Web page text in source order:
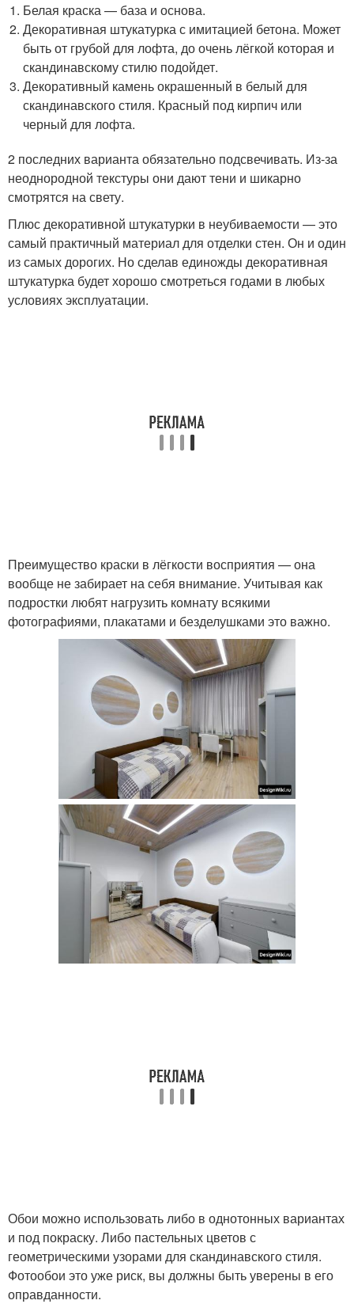
Белая краска — база и основа.
Декоративная штукатурка с имитацией бетона. Может
быть от грубой для лофта, до очень лёгкой которая и
скандинавскому стилю подойдет.
Декоративный камень окрашенный в белый для
скандинавского стиля. Красный под кирпич или
черный для лофта.
2 последних варианта обязательно подсвечивать. Из-за
неоднородной текстуры они дают тени и шикарно
смотрятся на свету.
Плюс декоративной штукатурки в неубиваемости — это
самый практичный материал для отделки стен. Он и один
из самых дорогих. Но сделав единожды декоративная
штукатурка будет хорошо смотреться годами в любых
условиях эксплуатации.
Преимущество краски в лёгкости восприятия — она
вообще не забирает на себя внимание. Учитывая как
подростки любят нагрузить комнату всякими
фотографиями, плакатами и безделушками это важно.
Обои можно использовать либо в однотонных вариантах
и под покраску. Либо пастельных цветов с
геометрическими узорами для скандинавского стиля.
Фотообои это уже риск, вы должны быть уверены в его
оправданности.